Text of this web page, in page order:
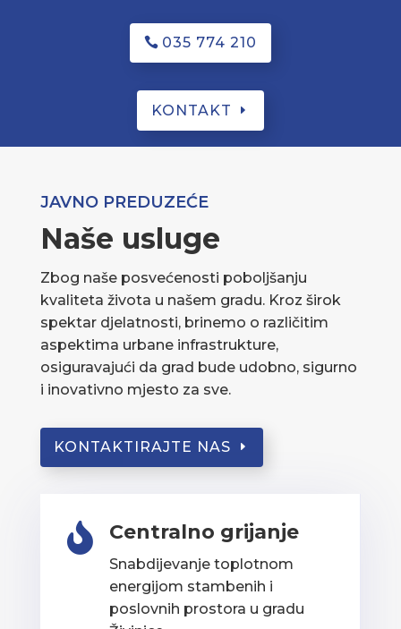
035 774 210
KONTAKT
JAVNO PREDUZEĆE
Naše usluge
Zbog naše posvećenosti poboljšanju
kvaliteta života u našem gradu. Kroz širok
spektar djelatnosti, brinemo o različitim
aspektima urbane infrastrukture,
osiguravajući da grad bude udobno, sigurno
i inovativno mjesto za sve.
KONTAKTIRAJTE NAS
 Centralno grijanje
Snabdijevanje toplotnom
energijom stambenih i
poslovnih prostora u gradu